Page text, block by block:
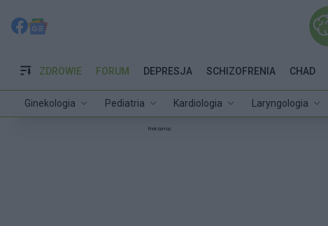
ZDROWIE
Ginekologia Pediatria Kardiologia Laryngologia
FORUM DEPRESJA SCHIZOFRENIA CHAD
Reklama: